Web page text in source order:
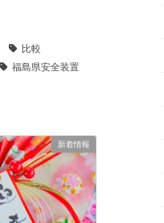
比較
福島県安全装置
新着情報